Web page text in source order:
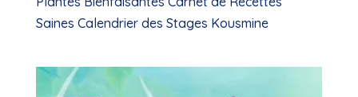
Saines Calendrier des Stages Kousmine